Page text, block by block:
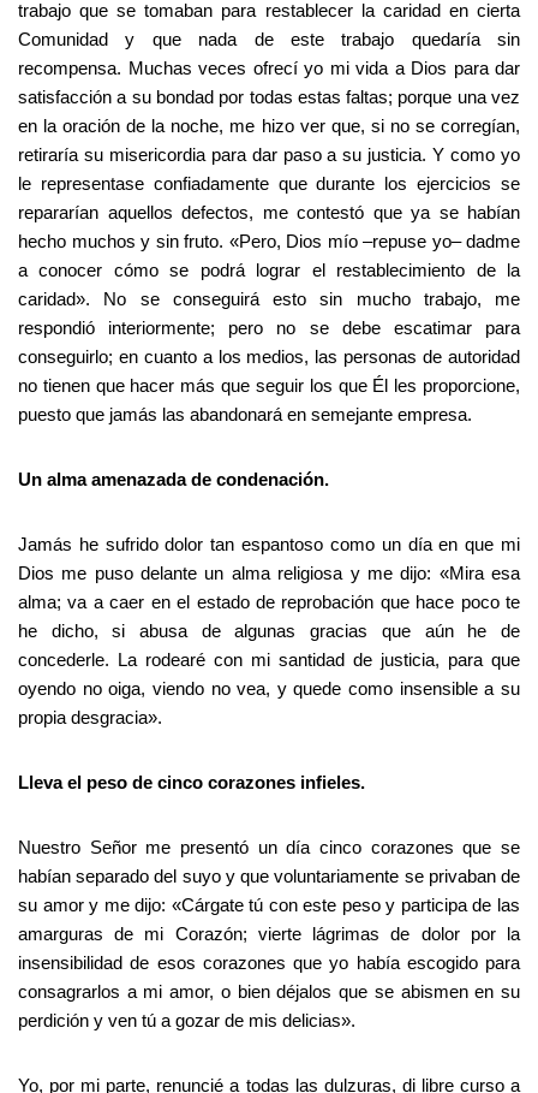
trabajo que se tomaban para restablecer la caridad en cierta
Comunidad y que nada de este trabajo quedaría sin
recompensa. Muchas veces ofrecí yo mi vida a Dios para dar
satisfacción a su bondad por todas estas faltas; porque una vez
en la oración de la noche, me hizo ver que, si no se corregían,
retiraría su misericordia para dar paso a su justicia. Y como yo
le representase confiadamente que durante los ejercicios se
repararían aquellos defectos, me contestó que ya se habían
hecho muchos y sin fruto. «Pero, Dios mío –repuse yo– dadme
a conocer cómo se podrá lograr el restablecimiento de la
caridad». No se conseguirá esto sin mucho trabajo, me
respondió interiormente; pero no se debe escatimar para
conseguirlo; en cuanto a los medios, las personas de autoridad
no tienen que hacer más que seguir los que Él les proporcione,
puesto que jamás las abandonará en semejante empresa.
Un alma amenazada de condenación.
Jamás he sufrido dolor tan espantoso como un día en que mi
Dios me puso delante un alma religiosa y me dijo: «Mira esa
alma; va a caer en el estado de reprobación que hace poco te
he dicho, si abusa de algunas gracias que aún he de
concederle. La rodearé con mi santidad de justicia, para que
oyendo no oiga, viendo no vea, y quede como insensible a su
propia desgracia».
Lleva el peso de cinco corazones infieles.
Nuestro Señor me presentó un día cinco corazones que se
habían separado del suyo y que voluntariamente se privaban de
su amor y me dijo: «Cárgate tú con este peso y participa de las
amarguras de mi Corazón; vierte lágrimas de dolor por la
insensibilidad de esos corazones que yo había escogido para
consagrarlos a mi amor, o bien déjalos que se abismen en su
perdición y ven tú a gozar de mis delicias».
Yo, por mi parte, renuncié a todas las dulzuras, di libre curso a